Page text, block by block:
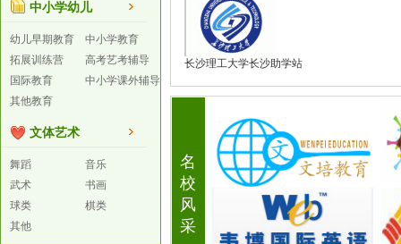
中小学幼儿
幼儿早期教育
中小学教育
拓展训练营
高考艺考辅导
国际教育
中小学课外辅导
其他教育
文体艺术
舞蹈
音乐
武术
书画
球类
棋类
其他
长沙理工大学长沙助学站
名
校
风
采